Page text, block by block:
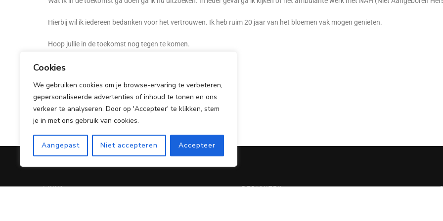
Cookies
We gebruiken cookies om je browse-ervaring te verbeteren,
gepersonaliseerde advertenties of inhoud te tonen en ons
verkeer te analyseren. Door op 'Accepteer' te klikken, stem
je in met ons gebruik van cookies.
Aangepast Niet accepteren Accepteer
Hierbij wil ik iedereen bedanken voor het vertrouwen. Ik heb ruim 20 jaar van het bloemen vak mogen genieten.
Hoop jullie in de toekomst nog tegen te komen.
Groeten Karin van Wee.
LINKS BERICHTEN